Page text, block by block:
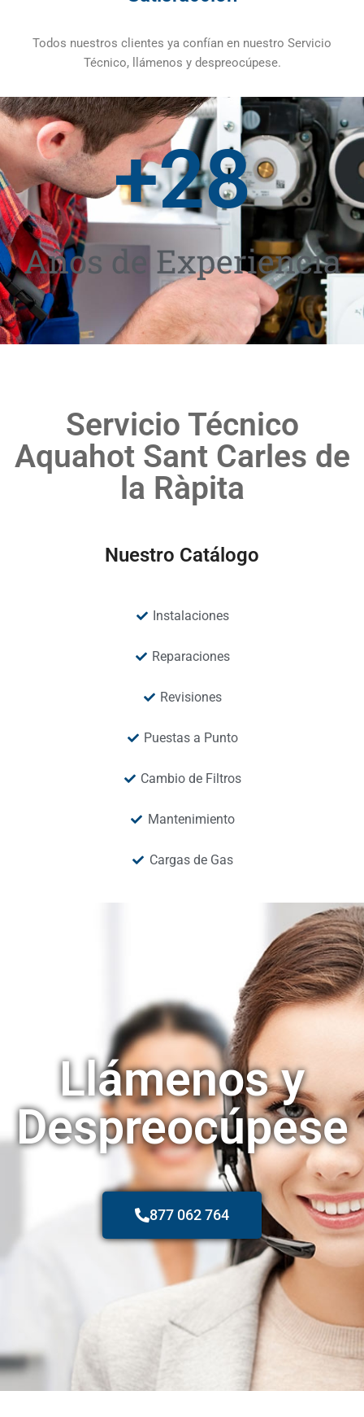
Todos nuestros clientes ya confían en nuestro Servicio
Técnico, llámenos y despreocúpese.
Años de Experiencia
+28
Servicio Técnico
Aquahot Sant Carles de
la Ràpita
Nuestro Catálogo
Instalaciones
Reparaciones
Revisiones
Puestas a Punto
Cambio de Filtros
Mantenimiento
Cargas de Gas
Llámenos y
Despreocúpese
877 062 764